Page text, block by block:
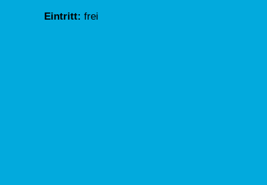
Eintritt: frei